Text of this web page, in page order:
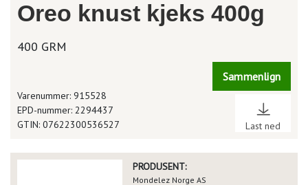
Oreo knust kjeks 400g
400 GRM
Sammenlign
Last ned
Varenummer: 915528
EPD-nummer: 2294437
GTIN: 07622300536527
PRODUSENT:
Mondelez Norge AS